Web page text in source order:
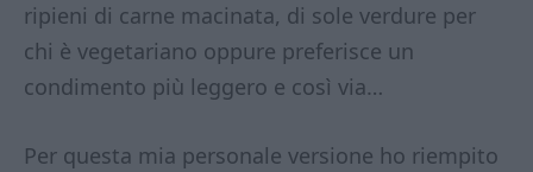
ripieni di carne macinata, di sole verdure per
chi è vegetariano oppure preferisce un
condimento più leggero e così via…
Per questa mia personale versione ho riempito